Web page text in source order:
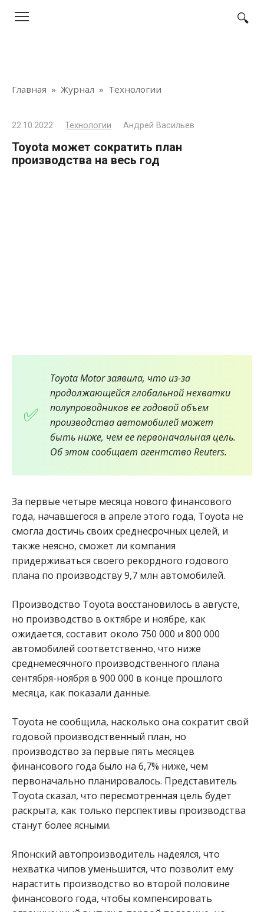
Главная » Журнал » Технологии
22.10.2022 Технологии Андрей Васильев
Toyota может сократить план
производства на весь год
Toyota Motor заявила, что из-за
продолжающейся глобальной нехватки
полупроводников ее годовой объем
производства автомобилей может
быть ниже, чем ее первоначальная цель.
Об этом сообщает агентство Reuters.
За первые четыре месяца нового финансового
года, начавшегося в апреле этого года, Toyota не
смогла достичь своих среднесрочных целей, и
также неясно, сможет ли компания
придерживаться своего рекордного годового
плана по производству 9,7 млн ​​автомобилей.
Производство Toyota восстановилось в августе,
но производство в октябре и ноябре, как
ожидается, составит около 750 000 и 800 000
автомобилей соответственно, что ниже
среднемесячного производственного плана
сентября-ноября в 900 000 в конце прошлого
месяца, как показали данные.
Toyota не сообщила, насколько она сократит свой
годовой производственный план, но
производство за первые пять месяцев
финансового года было на 6,7% ниже, чем
первоначально планировалось. Представитель
Toyota сказал, что пересмотренная цель будет
раскрыта, как только перспективы производства
станут более ясными.
Японский автопроизводитель надеялся, что
нехватка чипов уменьшится, что позволит ему
нарастить производство во второй половине
финансового года, чтобы компенсировать